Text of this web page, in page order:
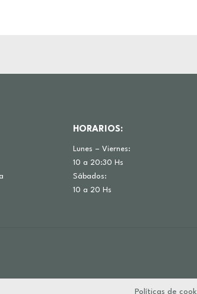
HORARIOS:
Lunes – Viernes:
10 a 20:30 Hs
Sábados:
10 a 20 Hs
Políticas de